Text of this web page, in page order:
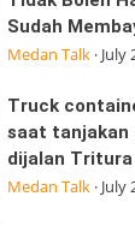
Sudah
Medan Talk· July
Truck
saat tanjakan
dijalan Tritura
Medan Talk· July